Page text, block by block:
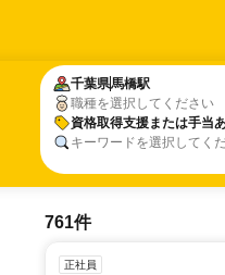
千葉県馬橋駅
職種を選択してください
資格取得支援または手当
キーワードを選択してく
千葉県馬橋駅
資格取得支援または手当あ
761件
正社員